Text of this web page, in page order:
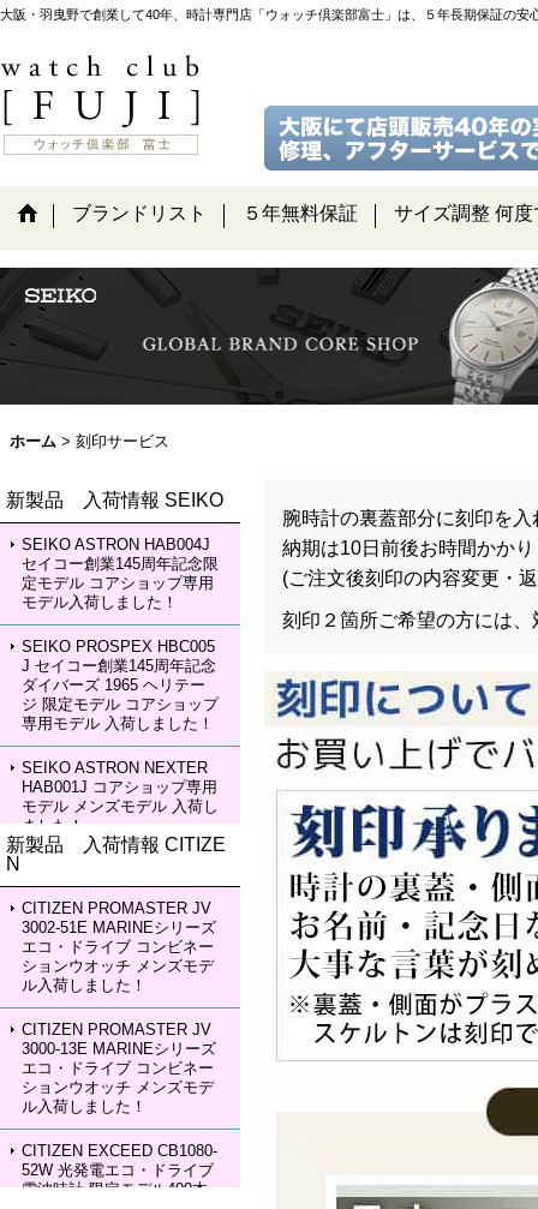
大阪・羽曳野で創業して40年、時計専門店「ウォッチ倶楽部富士」は、５年長期保証の
ブランドリスト ５年無料保証 サイズ調整 何
ホーム > 刻印サービス
新製品 入荷情報 SEIKO
SEIKO ASTRON HAB004J
セイコー創業145周年記念限
定モデル コアショップ専用
モデル入荷しました！
SEIKO PROSPEX HBC005
J セイコー創業145周年記念
ダイバーズ 1965 ヘリテー
ジ 限定モデル コアショップ
専用モデル 入荷しました！
SEIKO ASTRON NEXTER
HAB001J コアショップ専用
モデル メンズモデル 入荷し
ました！
HAB002J コアショップ専用
モデル メンズモデル 入荷し
ました！
SEIKO LUKIA HEA003J LU
KIA Grow with DAICHI MIU
RA Limited Edition レディー
スモデル 入荷しました！
SEIKO LUKIA HEA004J LU
KIA Grow with DAICHI MIU
RA Limited Edition メカニカ
ルウォッチ レディースモデ
ル 入荷しました！
新製品 入荷情報 CITIZE
N
CITIZEN PROMASTER JV
3002-51E MARINEシリーズ
エコ・ドライブ コンビネー
ションウオッチ メンズモデ
ル入荷しました！
CITIZEN PROMASTER JV
3000-13E MARINEシリーズ
エコ・ドライブ コンビネー
ションウオッチ メンズモデ
ル入荷しました！
CITIZEN EXCEED CB1080-
52W 光発電エコ・ドライブ
電波時計 限定モデル400本
腕時計の裏蓋部分に刻印を
納期は10日前後お時間かか
(ご注文後刻印の内容変更・
刻印２箇所ご希望の方には